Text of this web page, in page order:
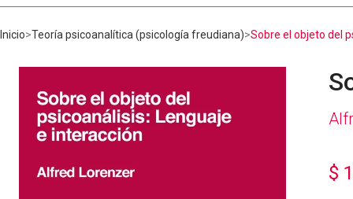
Inicio Teoría psicoanalítica (psicología freudiana) Sobre el objeto del
$